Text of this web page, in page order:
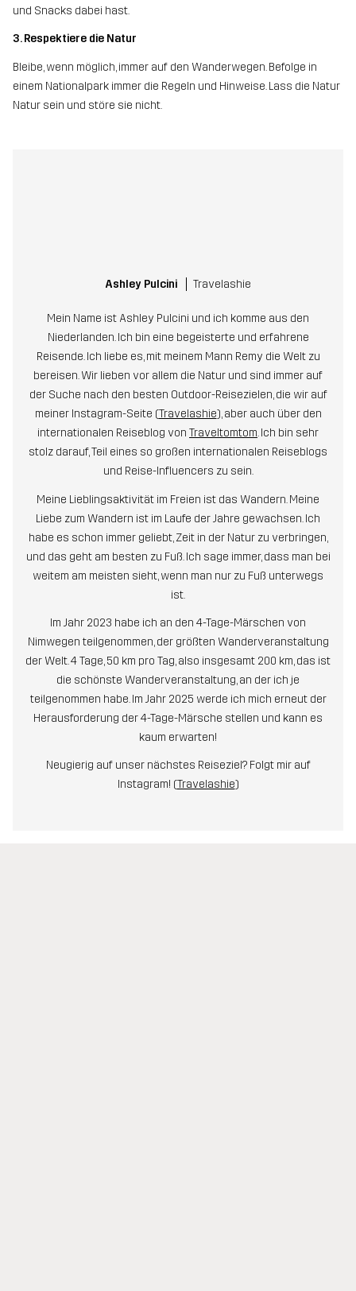
und Snacks dabei hast.
3. Respektiere die Natur
Bleibe, wenn möglich, immer auf den Wanderwegen. Befolge in
einem Nationalpark immer die Regeln und Hinweise. Lass die Natur
Natur sein und störe sie nicht.
Ashley Pulcini Travelashie
Mein Name ist Ashley Pulcini und ich komme aus den
Niederlanden. Ich bin eine begeisterte und erfahrene
Reisende. Ich liebe es, mit meinem Mann Remy die Welt zu
bereisen. Wir lieben vor allem die Natur und sind immer auf
der Suche nach den besten Outdoor-Reisezielen, die wir auf
meiner Instagram-Seite (Travelashie), aber auch über den
internationalen Reiseblog von Traveltomtom. Ich bin sehr
stolz darauf, Teil eines so großen internationalen Reiseblogs
und Reise-Influencers zu sein.
Meine Lieblingsaktivität im Freien ist das Wandern. Meine
Liebe zum Wandern ist im Laufe der Jahre gewachsen. Ich
habe es schon immer geliebt, Zeit in der Natur zu verbringen,
und das geht am besten zu Fuß. Ich sage immer, dass man bei
weitem am meisten sieht, wenn man nur zu Fuß unterwegs
ist.
Im Jahr 2023 habe ich an den 4-Tage-Märschen von
Nimwegen teilgenommen, der größten Wanderveranstaltung
der Welt. 4 Tage, 50 km pro Tag, also insgesamt 200 km, das ist
die schönste Wanderveranstaltung, an der ich je
teilgenommen habe. Im Jahr 2025 werde ich mich erneut der
Herausforderung der 4-Tage-Märsche stellen und kann es
kaum erwarten!
Neugierig auf unser nächstes Reiseziel? Folgt mir auf
Instagram! (Travelashie)